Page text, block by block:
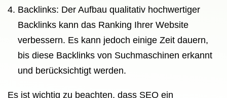
Backlinks: Der Aufbau qualitativ hochwertiger
Backlinks kann das Ranking Ihrer Website
verbessern. Es kann jedoch einige Zeit dauern,
bis diese Backlinks von Suchmaschinen erkannt
und berücksichtigt werden.
Es ist wichtig zu beachten, dass SEO ein